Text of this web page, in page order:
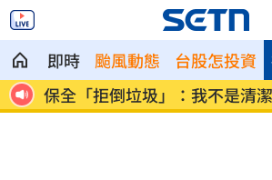
即時 颱風動態 台股怎投資
山
保全「拒倒垃圾」：我不是清
慘